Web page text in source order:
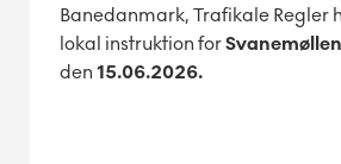
Banedanmark, Trafikale Regler
lokal instruktion forSvanemøllen
den 15.06.2026.